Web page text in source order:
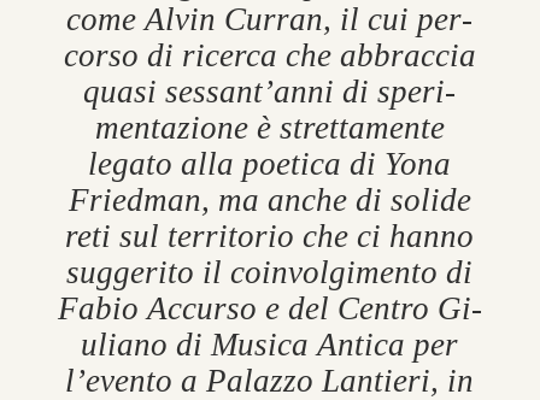
come Alvin Cur­ran, il cui per­
corso di ricerca che ab­brac­cia
quasi sess­ant’anni di sper­i­
mentazione è strettamente
legato alla po­et­ica di Yona
Fried­man, ma anche di solide
reti sul ter­ritorio che ci hanno
sug­gerito il coin­vol­gi­mento di
Fabio Ac­curso e del Centro Gi­
uli­ano di Mu­sica An­tica per
l’evento a Palazzo Lantieri, in